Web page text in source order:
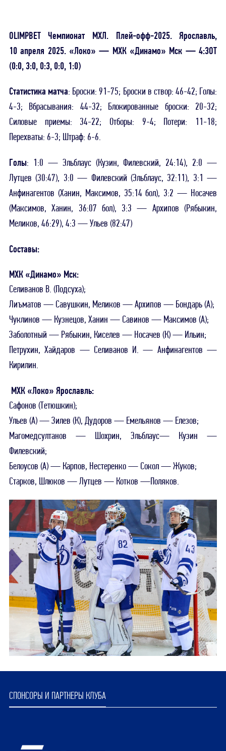
OLIMPBET Чемпионат МХЛ. Плей-офф-2025. Ярославль,
10 апреля 2025. «Локо» — МХК «Динамо» Мск — 4:3ОТ
(0:0, 3:0, 0:3, 0:0, 1:0)
Статистика матча: Броски: 91-75; Броски в створ: 46-42; Голы:
4-3; Вбрасывания: 44-32; Блокированные броски: 20-32;
Силовые приемы: 34-22; Отборы: 9-4; Потери: 11-18;
Перехваты: 6-3; Штраф: 6-6.
Голы: 1:0 — Эльблаус (Кузин, Филевский, 24:14), 2:0 —
Лутцев (30:47), 3:0 — Филевский (Эльблаус, 32:11), 3:1 —
Анфинагентов (Ханин, Максимов, 35:14 бол), 3:2 — Носачев
(Максимов, Ханин, 36:07 бол), 3:3 — Архипов (Рябыкин,
Меликов, 46:29), 4:3 — Ульев (82:47)
Составы:
МХК «Динамо» Мск:
Селиванов В. (Подсуха);
Лиъматов — Савушкин, Меликов — Архипов — Бондарь (А);
Чуклинов — Кузнецов, Ханин — Савинов — Максимов (А);
Заболотный — Рябыкин, Киселев — Носачев (К) — Ильин;
Петрухин, Хайдаров — Селиванов И. — Анфинагентов —
Кирилин.
МХК «Локо» Ярославль:
Сафонов (Тетюшкин);
Ульев (А) — Зилев (К), Дудоров — Емельянов — Елезов;
Магомедсултанов — Шохрин, Эльблаус— Кузин —
Филевский;
Белоусов (А) — Карпов, Нестеренко — Сокол — Жуков;
Старков, Шлюков — Лутцев — Котков —Поляков.
СПОНСОРЫ И ПАРТНЕРЫ КЛУБА